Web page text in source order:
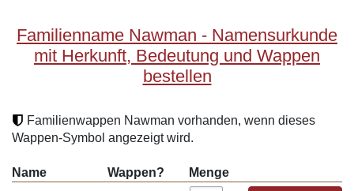
Familienname Nawman - Namensurkunde
mit Herkunft, Bedeutung und Wappen
bestellen
Familienwappen Nawman vorhanden, wenn dieses
Wappen-Symbol angezeigt wird.
Name Wappen?
Menge